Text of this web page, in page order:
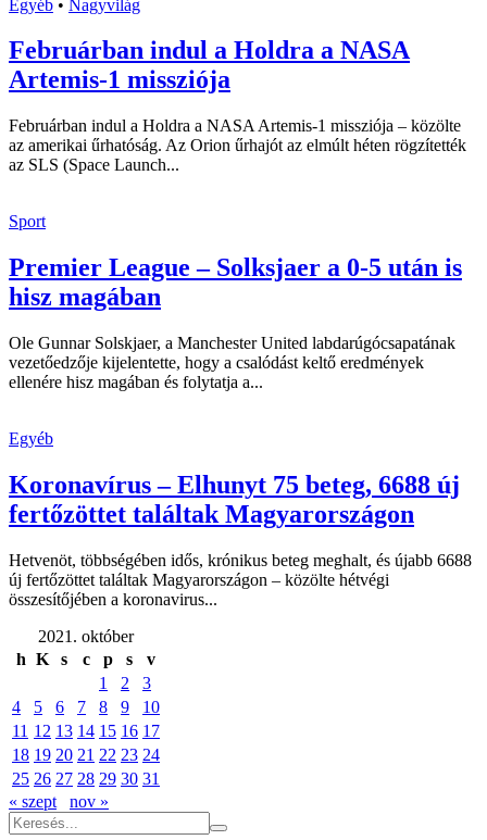
Egyéb • Nagyvilág
Februárban indul a Holdra a NASA
Artemis-1 missziója
Februárban indul a Holdra a NASA Artemis-1 missziója – közölte
az amerikai űrhatóság. Az Orion űrhajót az elmúlt héten rögzítették
az SLS (Space Launch...
Sport
Premier League – Solksjaer a 0-5 után is
hisz magában
Ole Gunnar Solskjaer, a Manchester United labdarúgócsapatának
vezetőedzője kijelentette, hogy a csalódást keltő eredmények
ellenére hisz magában és folytatja a...
Egyéb
Koronavírus – Elhunyt 75 beteg, 6688 új
fertőzöttet találtak Magyarországon
Hetvenöt, többségében idős, krónikus beteg meghalt, és újabb 6688
új fertőzöttet találtak Magyarországon – közölte hétvégi
összesítőjében a koronavirus...
2021. október
h K s c p s
v
1
2
3
4
5 6 7 8 9
10
11 12 13 14 15 16 17
18 19 20 21 22 23 24
25 26 27 28 29 30 31
« szept
nov »